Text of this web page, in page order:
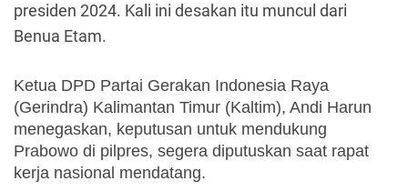
presiden 2024. Kali ini desakan itu muncul dari
Benua Etam.
Ketua DPD Partai Gerakan Indonesia Raya
(Gerindra) Kalimantan Timur (Kaltim), Andi Harun
menegaskan, keputusan untuk mendukung
Prabowo di pilpres, segera diputuskan saat rapat
kerja nasional mendatang.